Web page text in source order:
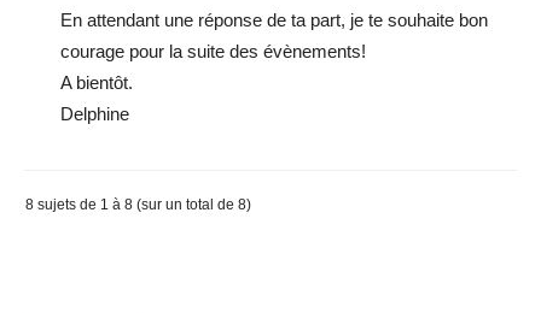
En attendant une réponse de ta part, je te souhaite bon
courage pour la suite des évènements!
A bientôt.
Delphine
8 sujets de 1 à 8 (sur un total de 8)